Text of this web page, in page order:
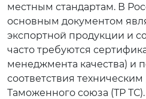
местным стандартам. В
основным документом
экспортной продукции и
часто требуются
менеджмента качества) и
соответствия
Таможенного союза (ТР